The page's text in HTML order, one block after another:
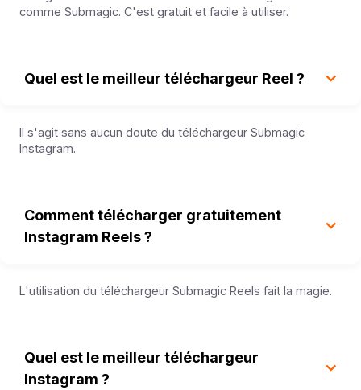
comme Submagic. C'est gratuit et facile à utiliser.
Quel est le meilleur téléchargeur Reel ?
Il s'agit sans aucun doute du téléchargeur Submagic
Instagram.
Comment télécharger gratuitement
Instagram Reels ?
L'utilisation du téléchargeur Submagic Reels fait la magie.
Quel est le meilleur téléchargeur
Instagram ?